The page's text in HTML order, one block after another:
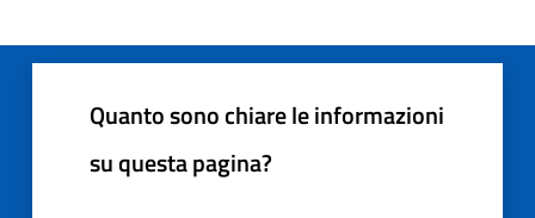
Quanto sono chiare le informazioni
su questa pagina?